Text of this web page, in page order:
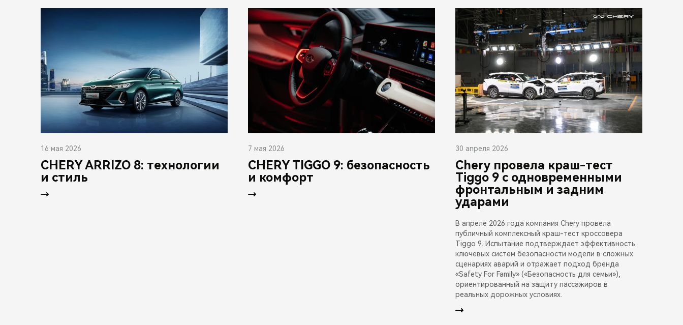
16 мая 2026
CHERY ARRIZO 8: технологии
и стиль
7 мая 2026
CHERY TIGGO 9: безопасность
и комфорт
30 апреля 2026
Chery провела краш-тест
Tiggo 9 с одновременными
фронтальным и задним
ударами
В апреле 2026 года компания Chery провела
публичный комплексный краш-тест кроссовера
Tiggo 9. Испытание подтверждает эффективность
ключевых систем безопасности модели в сложных
сценариях аварий и отражает подход бренда
«Safety For Family» («Безопасность для семьи»),
ориентированный на защиту пассажиров в
реальных дорожных условиях.